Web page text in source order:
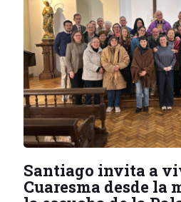
Santiago invita a
Cuaresma desde la